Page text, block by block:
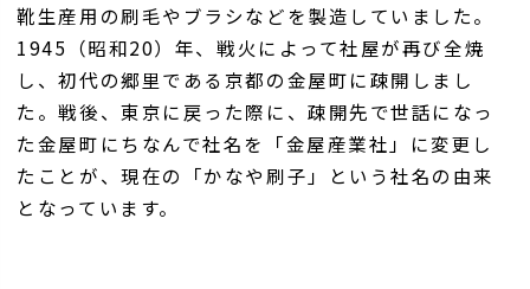
靴生産用の刷毛やブラシなどを製造していました。
1945（昭和20）年、戦火によって社屋が再び全焼
し、初代の郷里である京都の金屋町に疎開しまし
た。戦後、東京に戻った際に、疎開先で世話になっ
た金屋町にちなんで社名を「金屋産業社」に変更し
たことが、現在の「かなや刷子」という社名の由来
となっています。